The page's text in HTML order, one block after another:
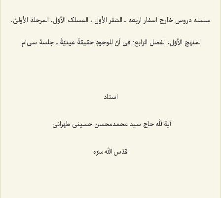
سلسله دروس خارج اسفار اربعه ـ السّفر الأوّل ، المسلک الأوّل، المرحلة الأولیٰ،
المنهج الأوّل، الفصل الرّابع: فی أنّ للوجودِ حقیقةً عینیّةً ـ جلسۀ سی‌ام
استاد
آیةالله حاج سید محمدمحسن حسینی طهرانی
قدّس الله سرّه